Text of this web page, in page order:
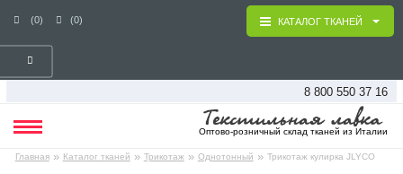
(0) (0)
8 800 550 37 16
Оптово-розничный склад тканей из Италии
Главная » Каталог тканей » Трикотаж » Однотонный » Трикотаж кулирка JLYCO
КАТАЛОГ ТКАНЕЙ